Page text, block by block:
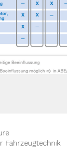
Fahrzeugtechnik